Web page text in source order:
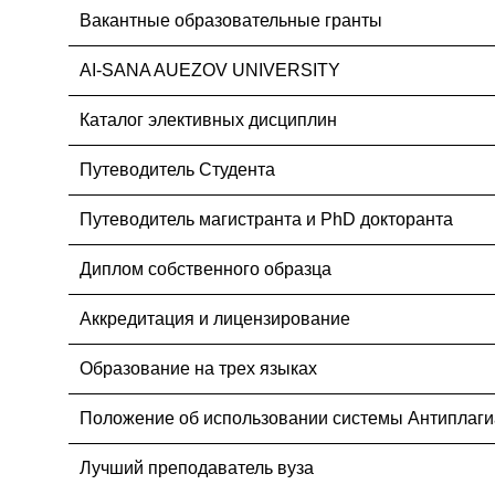
Вакантные образовательные гранты
AI-SANA AUEZOV UNIVERSITY
Каталог элективных дисциплин
Путеводитель Студента
Путеводитель магистранта и PhD докторанта
Диплом собственного образца
Аккредитация и лицензирование
Образование на трех языках
Положение об использовании системы
Лучший преподаватель вуза